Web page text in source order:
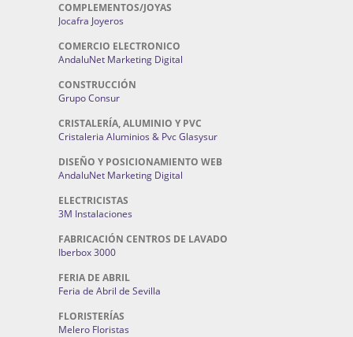
COMPLEMENTOS/JOYAS
Jocafra Joyeros
COMERCIO ELECTRONICO
AndaluNet Marketing Digital
CONSTRUCCIÓN
Grupo Consur
CRISTALERÍA, ALUMINIO Y PVC
Cristaleria Aluminios & Pvc Glasysur
DISEÑO Y POSICIONAMIENTO WEB
AndaluNet Marketing Digital
ELECTRICISTAS
3M Instalaciones
FABRICACIÓN CENTROS DE LAVADO
Iberbox 3000
FERIA DE ABRIL
Feria de Abril de Sevilla
FLORISTERÍAS
Melero Floristas